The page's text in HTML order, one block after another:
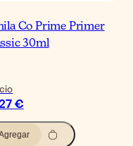
Co Prime Primer
30ml
€